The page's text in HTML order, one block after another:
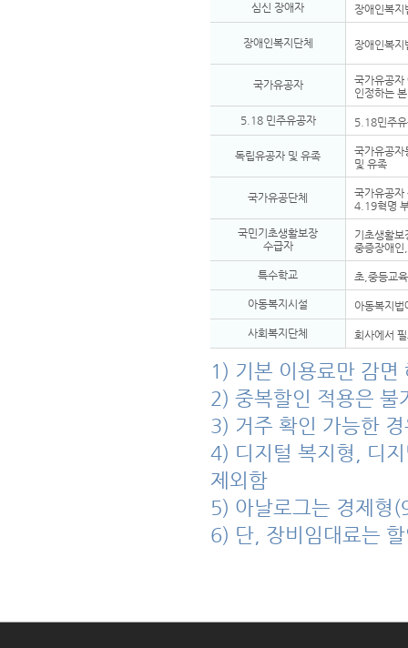
심신 장애자 장애인복
장애인복지단체 장애인복
국가유공자
국가유공자
인정하는
5.18 민주유공자 5.18민주
독립유공자 및 유족
국가유공자
및 유족
국가유공단체
국가유공자
4.19혁명
국민기초생활보장
수급자
기초생활
중증장애인
특수학교 초,중등교
아동복지시설 아동복지법
사회복지단체 회사에서
1) 기본 이용료만 감면
2) 중복할인 적용은 불
3) 거주 확인 가능한
4) 디지털 복지형, 디
제외함
5) 아날로그는 경제형
6) 단, 장비임대료는